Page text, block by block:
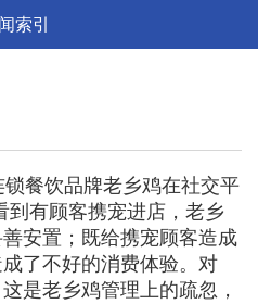
索引
餐饮品牌老乡鸡在社交平
到有顾客携宠进店，老乡
安置；既给携宠顾客造成
了不好的消费体验。对
是老乡鸡管理上的疏忽，